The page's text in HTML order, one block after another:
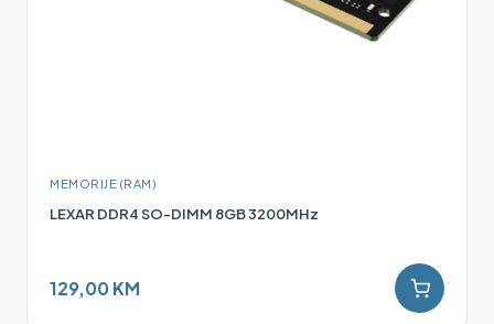
MEMORIJE (RAM)
LEXAR DDR4 SO-DIMM 8GB 3200MHz
129,00 KM